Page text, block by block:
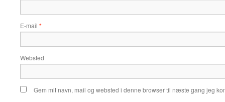
E-mail *
Websted
Gem mit navn, mail og websted i denne browser til næste gang jeg